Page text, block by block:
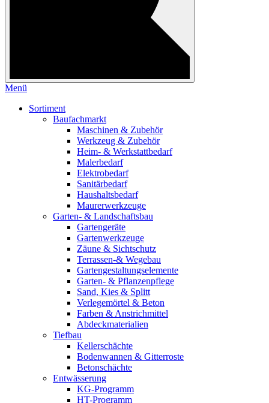
Menü
Sortiment
Baufachmarkt
Maschinen & Zubehör
Werkzeug & Zubehör
Heim- & Werkstattbedarf
Malerbedarf
Elektrobedarf
Sanitärbedarf
Haushaltsbedarf
Maurerwerkzeuge
Garten- & Landschaftsbau
Gartengeräte
Gartenwerkzeuge
Zäune & Sichtschutz
Terrassen-& Wegebau
Gartengestaltungselemente
Garten- & Pflanzenpflege
Sand, Kies & Splitt
Verlegemörtel & Beton
Farben & Anstrichmittel
Abdeckmaterialien
Tiefbau
Kellerschächte
Bodenwannen & Gitterroste
Betonschächte
Entwässerung
KG-Programm
HT-Programm